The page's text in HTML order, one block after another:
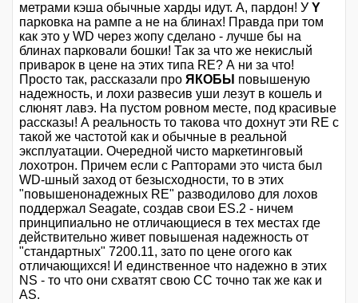
метрами кэша обычные харды идут. А, пардон! У Y
парковка на рампе а не на блинах! Правда при том
как это у WD через жопу сделано - лучше бы на
блинах парковали бошки! Так за что же некислый
приварок в цене на этих типа RE? А ни за что!
Просто так, рассказали про ЯКОБЫ повышеную
надежность, и лохи развесив уши лезут в кошель и
слюнят лавэ. На пустом ровном месте, под красивые
рассказы! А реальность то такова что дохнут эти RE с
такой же частотой как и обычные в реальной
эксплуатации. Очередной чисто маркетинговый
лохотрон. Причем если с Рапторами это чиста был
WD-шный заход от безысходности, то в этих
"повышенонадежных RE" разводилово для лохов
поддержал Seagate, создав свои ES.2 - ничем
принципиально не отличающиеся в тех местах где
действительно живет повышеная надежность от
"стандартных" 7200.11, зато по цене огого как
отличающихся! И единственное что надежно в этих
NS - то что они схватят свою СС точно так же как и
AS.